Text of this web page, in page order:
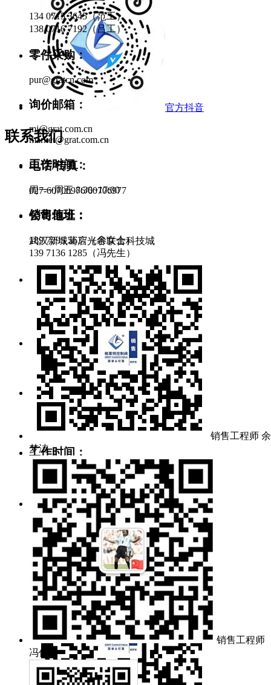
134 0715 3645（范工）
138 0716 7192（吕工）
零件采购：
pur@gratcn.com
询价邮箱：
mj@grat.com.cn
market@grat.com.cn
工作时间：
周一~周五 8:30~17:00
公司地址：
武汉新城葛店光谷联合科技城
销售工程师 余
梦洁
销售工程师
冯佳林
官方抖音
联系我们
电话/传真：
027-60706976/60706977
销售值班：
189 7295 5637（余女士）
139 7136 1285（冯先生）
售后服务：
134 0715 3645（范工）
138 0716 7192（吕工）
零件采购：
pur@gratcn.com
询价邮箱：
mj@grat.com.cn
market@grat.com.cn
工作时间：
周一~周五 8:30~17:00
公司地址：
武汉新城葛店光谷联合科技城